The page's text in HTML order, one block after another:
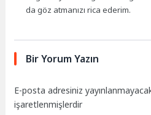
da göz atmanızı rica ederim.
Bir Yorum Yazın
E-posta adresiniz
işaretlenmişlerdir